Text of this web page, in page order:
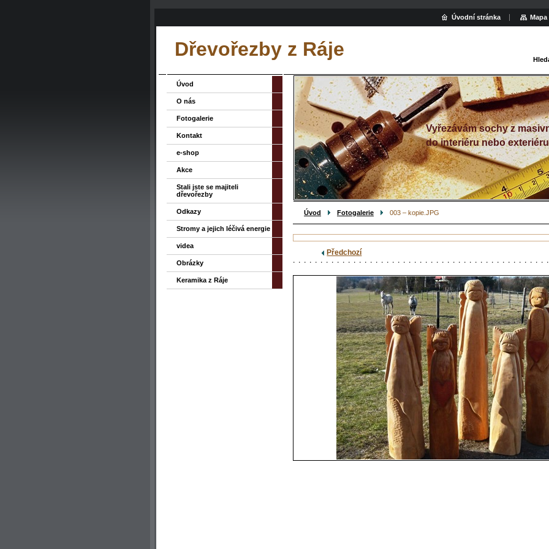
Dřevořezby z Ráje
Vyřezávám sochy z
do interiéru nebo exteriéru
Úvod Fotogalerie 003 – kopie.JPG
Předchozí
Úvod
O nás
Fotogalerie
Kontakt
e-shop
Akce
Stali jste se majiteli
dřevořezby
Odkazy
Stromy a jejich léčivá energie
videa
Obrázky
Keramika z Ráje
Úvodní stránka